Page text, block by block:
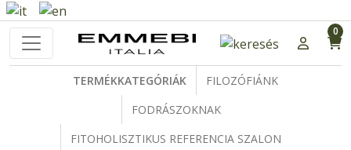
TERMÉKKATEGÓRIÁK
FILOZÓFIÁNK
FODRÁSZOKNAK
FITOHOLISZTIKUS REFERENCIA SZALON
0